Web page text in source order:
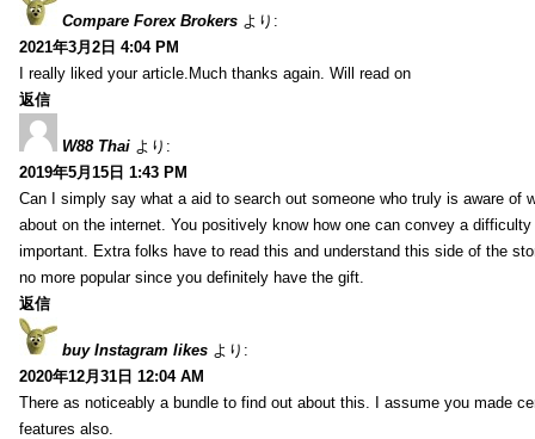
Compare Forex Brokers より:
2021年3月2日 4:04 PM
I really liked your article.Much thanks again. Will read on
返信
W88 Thai より:
2019年5月15日 1:43 PM
Can I simply say what a aid to search out someone who truly is aware of
about on the internet. You positively know how one can convey a
important. Extra folks have to read this and understand this side of the
no more popular since you definitely have the gift.
返信
buy Instagram likes より:
2020年12月31日 12:04 AM
There as noticeably a bundle to find out about this. I assume you made
features also.